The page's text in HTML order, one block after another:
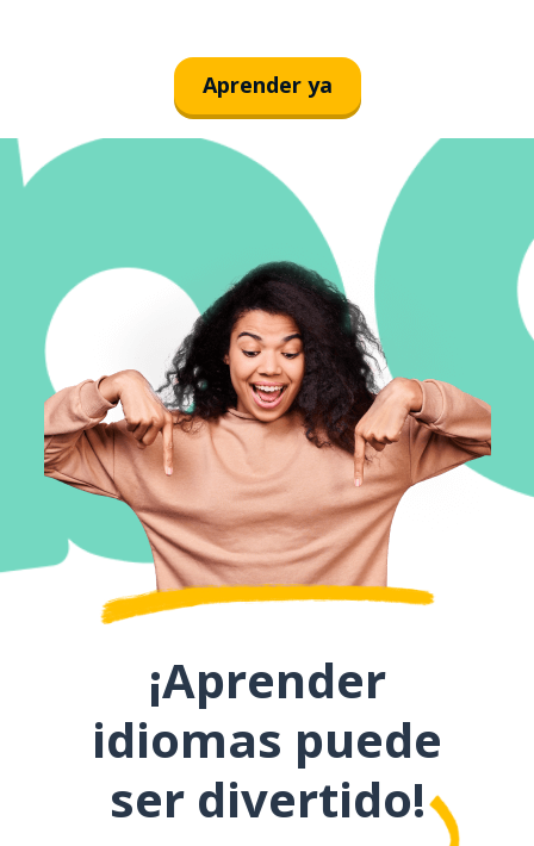
Aprender ya
¡Aprender
idiomas puede
ser divertido!